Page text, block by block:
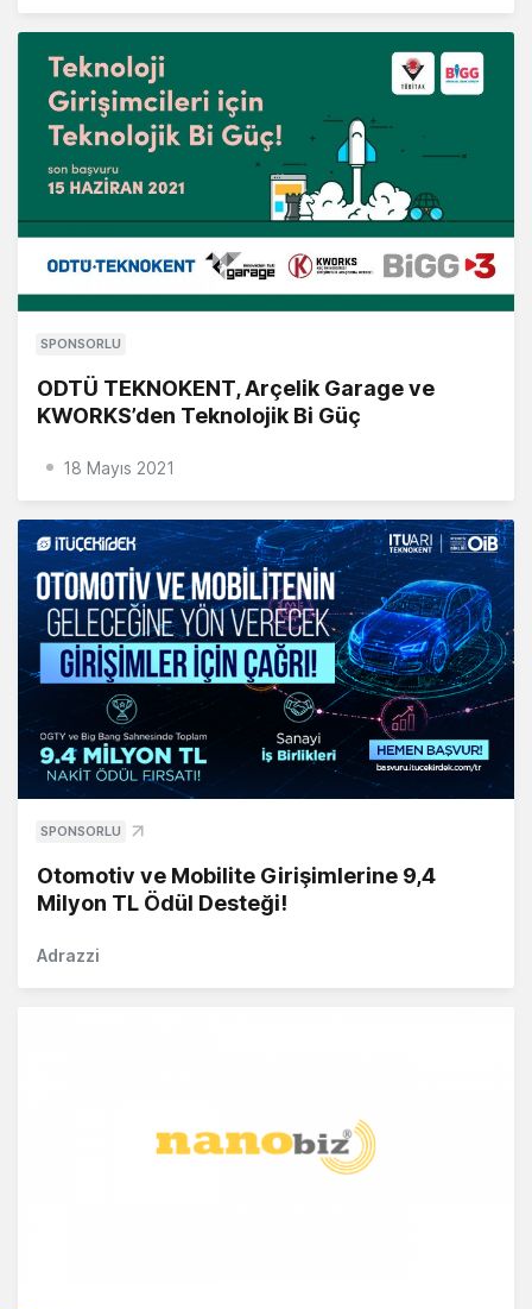
SPONSORLU
ODTÜ TEKNOKENT, Arçelik Garage ve
KWORKS’den Teknolojik Bi Güç
18 Mayıs 2021
SPONSORLU
Otomotiv ve Mobilite Girişimlerine 9,4
Milyon TL Ödül Desteği!
Adrazzi